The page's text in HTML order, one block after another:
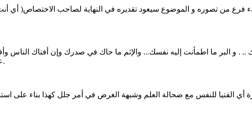
فرع من تصوره و الموضوع سيعود تقديره في النهاية لصاحب الاختصاص(
.. . و البر ما اطمأنت إليه نفسك... والإثم ما حاك في صدرك وإن أفتاك الناس
عبدالله) في كل أمر وخطوة للطمأنينة ورد الأمر لمشيئة علام الغيوب.
الفتيا للنفس مع ضحالة العلم وشبهة الغرض في أمر جلل كهذا بناء على